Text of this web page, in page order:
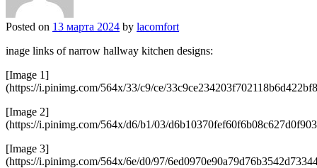
Posted on 13 марта 2024 by lacomfort
inage links of narrow hallway kitchen designs:
[Image 1]
(https://i.pinimg.com/564x/33/c9/ce/
[Image 2]
(https://i.pinimg.com/564x/d6/b1/03/
[Image 3]
(https://i.pinimg.com/564x/6e/d0/97/